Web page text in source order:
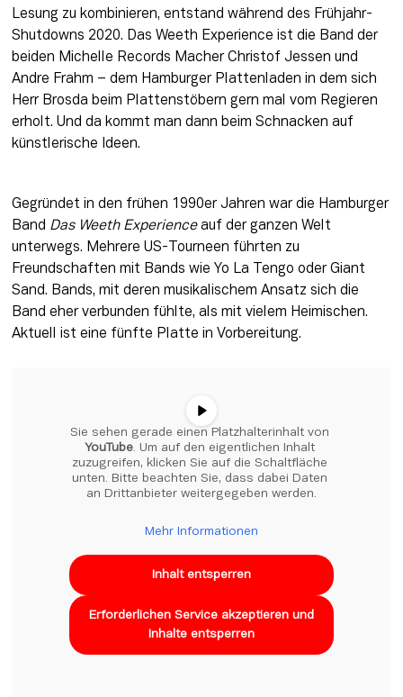
Lesung zu kombinieren, entstand während des Frühjahr-
Shutdowns 2020. Das Weeth Experience ist die Band der
beiden Michelle Records Macher Christof Jessen und
Andre Frahm – dem Hamburger Plattenladen in dem sich
Herr Brosda beim Plattenstöbern gern mal vom Regieren
erholt. Und da kommt man dann beim Schnacken auf
künstlerische Ideen.
Gegründet in den frühen 1990er Jahren war die Hamburger
Band Das Weeth Experience auf der ganzen Welt
unterwegs. Mehrere US-Tourneen führten zu
Freundschaften mit Bands wie Yo La Tengo oder Giant
Sand. Bands, mit deren musikalischem Ansatz sich die
Band eher verbunden fühlte, als mit vielem Heimischen.
Aktuell ist eine fünfte Platte in Vorbereitung.
YouTube. Um auf den eigentlichen Inhalt
zuzugreifen, klicken Sie auf die Schaltfläche
unten. Bitte beachten Sie, dass dabei Daten
an Drittanbieter weitergegeben werden.
Mehr Informationen
Inhalt entsperren
Erforderlichen Service akzeptieren und
Inhalte entsperren